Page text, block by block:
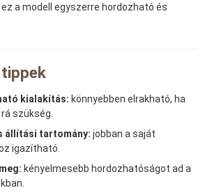
a modell egyszerre hordozható és
kialakítás: könnyebben elrakható, ha
szükség.
állítási tartomány: jobban a saját
igazítható.
kényelmesebb hordozhatóságot ad a